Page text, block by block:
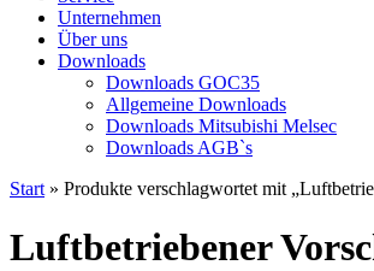
Unternehmen
Über uns
Downloads
Downloads GOC35
Allgemeine Downloads
Downloads Mitsubishi Melsec
Downloads AGB`s
Start » Produkte verschlagwortet mit
Luftbetriebener